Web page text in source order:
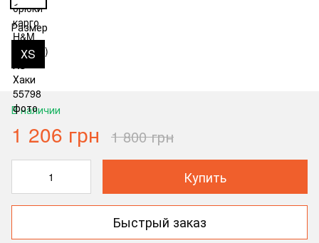
Размер
ХS
В наличии
1 206 грн 1 800 грн
Купить
Быстрый заказ